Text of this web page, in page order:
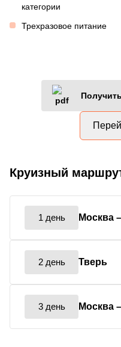
категории
Трехразовое питание
Круизный
1 день Москва
2 день Тверь
3 день Москва